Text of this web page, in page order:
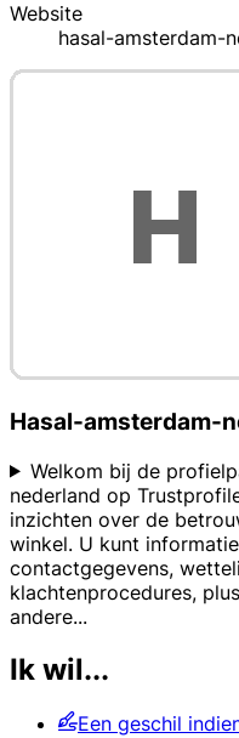
Website
hasal-amsterdam-
Hasal-amsterdam-
Welkom bij de
nederland op
inzichten over de
winkel. U kunt
contactgegevens,
klachtenprocedures,
andere...
Ik wil...
Een geschil